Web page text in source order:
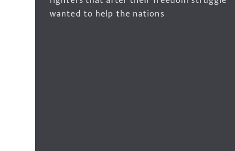
wanted to help the nations